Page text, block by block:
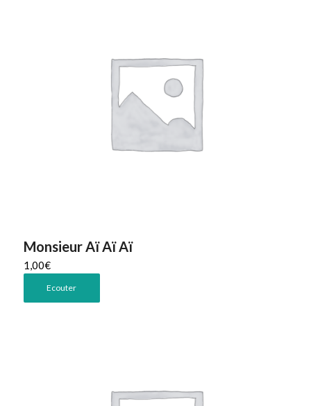
Monsieur Aï Aï Aï
1,00€
Ecouter